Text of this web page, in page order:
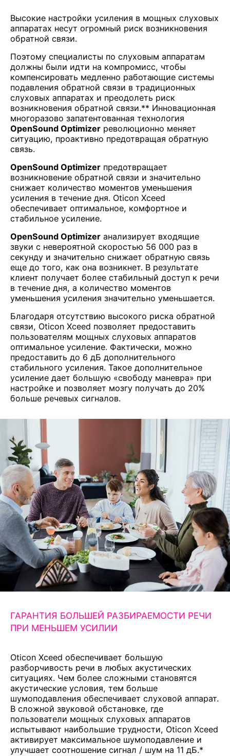
Высокие настройки усиления в мощных слуховых
аппаратах несут огромный риск возникновения
обратной связи.
Поэтому специалисты по слуховым аппаратам
должны были идти на компромисс, чтобы
компенсировать медленно работающие системы
подавления обратной связи в традиционных
слуховых аппаратах и преодолеть риск
возникновения обратной связи.** Инновационная
многоразово запатентованная технология
OpenSound Optimizer революционно меняет
ситуацию, проактивно предотвращая обратную
связь.
OpenSound Optimizer предотвращает
возникновение обратной связи и значительно
снижает количество моментов уменьшения
усиления в течение дня. Oticon Xceed
обеспечивает оптимальное, комфортное и
стабильное усиление.
OpenSound Optimizer анализирует входящие
звуки с невероятной скоростью 56 000 раз в
секунду и значительно снижает обратную связь
еще до того, как она возникнет. В результате
клиент получает более стабильный доступ к речи
в течение дня, а количество моментов
уменьшения усиления значительно уменьшается.
Благодаря отсутствию высокого риска обратной
связи, Oticon Xceed позволяет предоставить
пользователям мощных слуховых аппаратов
оптимальное усиление. Фактически, можно
предоставить до 6 дБ дополнительного
стабильного усиления. Такое дополнительное
усиление дает большую «свободу маневра» при
настройке и позволяет мозгу получать до 20%
больше речевых сигналов.
ГАРАНТИЯ БОЛЬШЕЙ РАЗБИРАЕМОСТИ РЕЧИ
ПРИ МЕНЬШЕМ УСИЛИИ
Oticon Xceed обеспечивает большую
разборчивость речи в любых акустических
ситуациях. Чем более сложными становятся
акустические условия, тем больше
шумоподавления обеспечивает слуховой аппарат.
В сложной звуковой обстановке, где
пользователи мощных слуховых аппаратов
испытывают наибольшие трудности, Oticon Xceed
активирует максимальное шумоподавление и
улучшает соотношение сигнал / шум на 11 дБ.*